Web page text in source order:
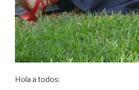
Hola a todos: